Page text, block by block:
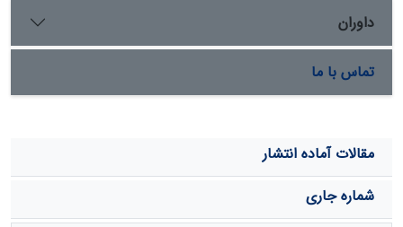
داوران
تماس با ما
مقالات آماده انتشار
شماره جاری